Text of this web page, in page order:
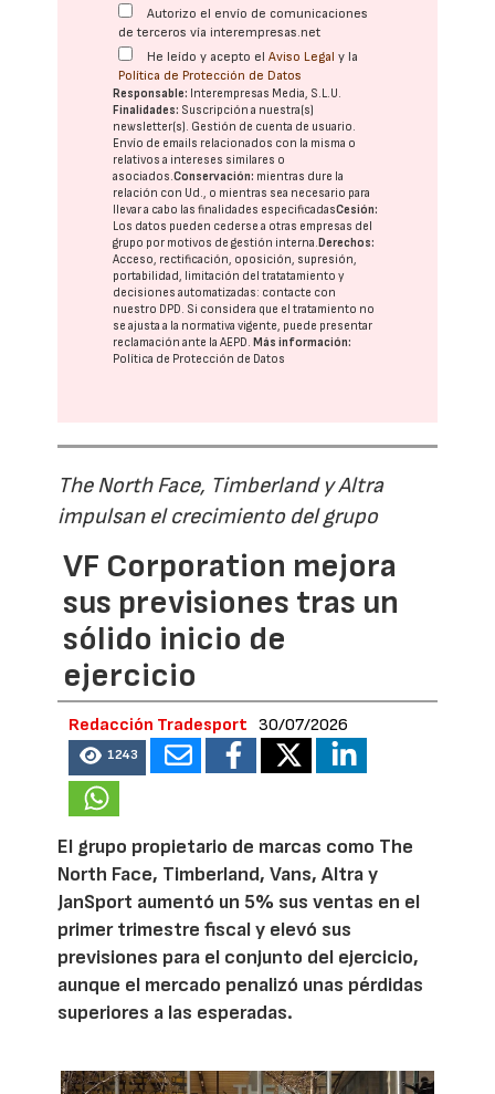
Autorizo el envío de comunicaciones
de terceros vía interempresas.net
He leído y acepto elAviso Legal y la
Política de Protección de Datos
Responsable: Interempresas Media, S.L.U.
Finalidades: Suscripción a nuestra(s)
newsletter(s). Gestión de cuenta de usuario.
Envío de emails relacionados con la misma o
relativos a intereses similares o
asociados.Conservación: mientras dure la
relación con Ud., o mientras sea necesario para
llevar a cabo las finalidades especificadasCesión:
Los datos pueden cederse a otras empresas del
grupo por motivos de gestión interna. Derechos:
Acceso, rectificación, oposición, supresión,
portabilidad, limitación del tratatamiento y
decisiones automatizadas: contacte con
nuestro DPD. Si considera que el tratamiento no
se ajusta a la normativa vigente, puede presentar
reclamación ante laAEPD. Más información:
Política de Protección de Datos
The North Face, Timberland y Altra
impulsan el crecimiento del grupo
VF Corporation mejora
sus previsiones tras un
sólido inicio de
ejercicio
Redacción Tradesport 30/07/2026
1243
El grupo propietario de marcas como The
North Face, Timberland, Vans, Altra y
JanSport aumentó un 5% sus ventas en el
primer trimestre fiscal y elevó sus
previsiones para el conjunto del ejercicio,
aunque el mercado penalizó unas pérdidas
superiores a las esperadas.